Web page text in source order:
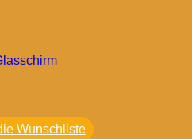
Wunschliste